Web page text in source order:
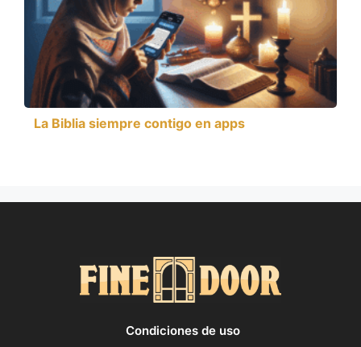
La Biblia siempre contigo en apps
Condiciones de uso